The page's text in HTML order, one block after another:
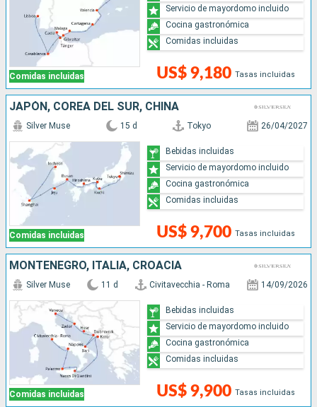
Comidas incluidas US$ 9,180 Tasas incluidas
Servicio de mayordomo incluido
Cocina gastronómica
Comidas incluidas
JAPÓN, COREA DEL SUR, CHINA
Comidas incluidas
Silver Muse 15 d Tokyo 26/04/2027
US$ 9,700 Tasas incluidas
Bebidas incluidas
Servicio de mayordomo incluido
Cocina gastronómica
Comidas incluidas
MONTENEGRO, ITALIA, CROACIA
Comidas incluidas
Silver Muse 11 d Civitavecchia - Roma 14/09/2026
US$ 9,900 Tasas incluidas
Bebidas incluidas
Servicio de mayordomo incluido
Cocina gastronómica
Comidas incluidas